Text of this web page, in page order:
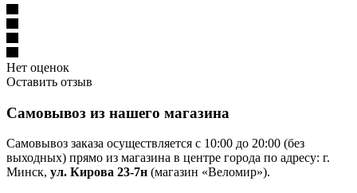
Нет оценок
Оставить отзыв
Самовывоз из нашего магазина
Самовывоз заказа осуществляется с 10:00 до 20:00 (без
выходных) прямо из магазина в центре города по адресу: г.
Минск, ул. Кирова 23-7н (магазин «Веломир»).